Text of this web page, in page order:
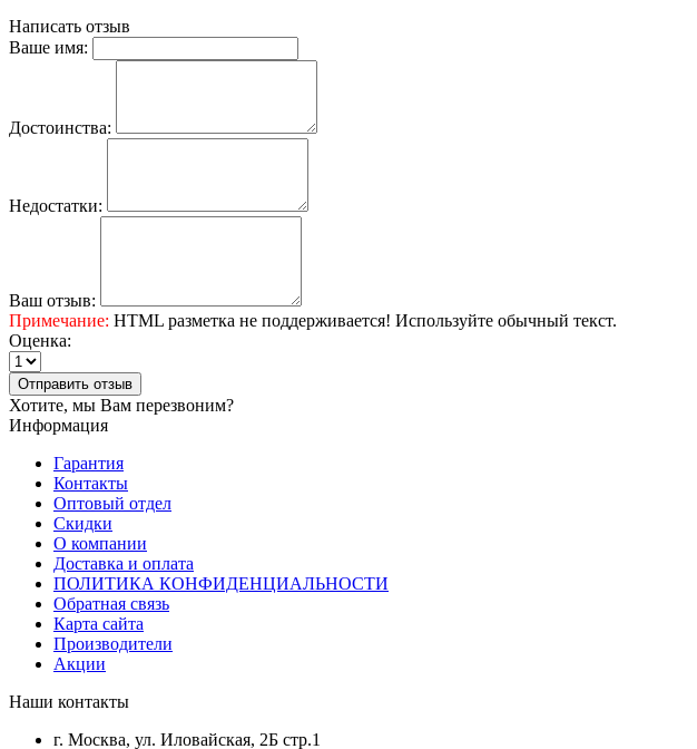
Написать отзыв
Ваше имя:
Достоинства:
Недостатки:
Ваш отзыв:
Примечание: HTML разметка не поддерживается! Используйте обычный текст.
Оценка:
Отправить отзыв
Хотите, мы Вам перезвоним?
Информация
Гарантия
Контакты
Оптовый отдел
Скидки
О компании
Доставка и оплата
ПОЛИТИКА КОНФИДЕНЦИАЛЬНОСТИ
Обратная связь
Карта сайта
Производители
Акции
Наши контакты
г. Москва, ул. Иловайская, 2Б стр.1